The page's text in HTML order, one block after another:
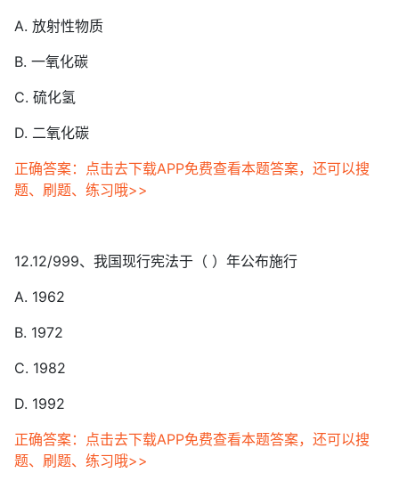
A. 放射性物质
B. 一氧化碳
C. 硫化氢
D. 二氧化碳
正确答案：点击去下载APP免费查看本题答案，还可以搜
题、刷题、练习哦>>
12.12/999、我国现行宪法于（ ）年公布施行
A. 1962
B. 1972
C. 1982
D. 1992
正确答案：点击去下载APP免费查看本题答案，还可以搜
题、刷题、练习哦>>